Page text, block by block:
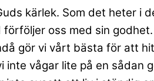
kärlek. Som det heter i
oss med sin
gör vi vårt bästa för att
inte vågar lite på en